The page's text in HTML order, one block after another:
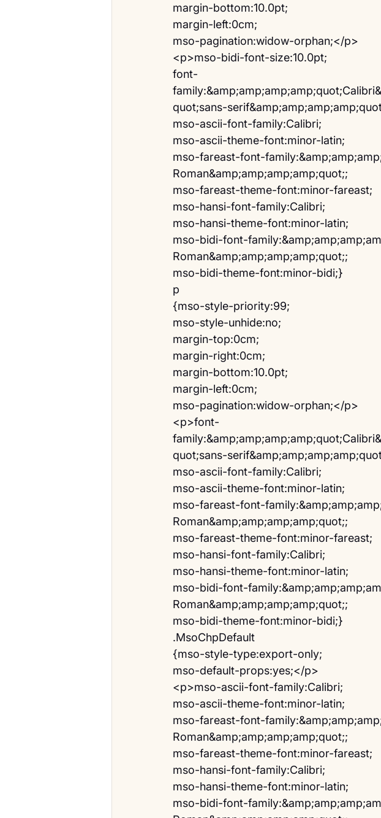
margin-bottom:10.0pt;
margin-left:0cm;
mso-pagination:widow-orphan;</p>
<p>mso-bidi-font-size:10.0pt;
font-
quot;sans-
mso-ascii-font-family:Calibri;
mso-ascii-theme-font:minor-latin;
mso-fareast-font-
Roman&amp;amp;amp;amp;quot;;
mso-fareast-theme-font:minor-fareast;
mso-hansi-font-family:Calibri;
mso-hansi-theme-font:minor-latin;
mso-bidi-font-
Roman&amp;amp;amp;amp;quot;;
mso-bidi-theme-font:minor-bidi;}
p
{mso-style-priority:99;
mso-style-unhide:no;
margin-top:0cm;
margin-right:0cm;
margin-bottom:10.0pt;
margin-left:0cm;
mso-pagination:widow-orphan;</p>
<p>font-
quot;sans-
mso-ascii-font-family:Calibri;
mso-ascii-theme-font:minor-latin;
mso-fareast-font-
Roman&amp;amp;amp;amp;quot;;
mso-fareast-theme-font:minor-fareast;
mso-hansi-font-family:Calibri;
mso-hansi-theme-font:minor-latin;
mso-bidi-font-
Roman&amp;amp;amp;amp;quot;;
mso-bidi-theme-font:minor-bidi;}
.MsoChpDefault
{mso-style-type:export-only;
mso-default-props:yes;</p>
<p>mso-ascii-font-family:Calibri;
mso-ascii-theme-font:minor-latin;
mso-fareast-font-
Roman&amp;amp;amp;amp;quot;;
mso-fareast-theme-font:minor-fareast;
mso-hansi-font-family:Calibri;
mso-hansi-theme-font:minor-latin;
mso-bidi-font-